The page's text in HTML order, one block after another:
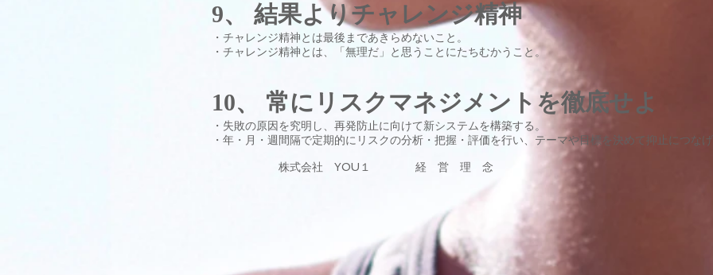
9、 結果よりチャレンジ精神
・チャレンジ精神とは最後まであきらめないこと。
・チャレンジ精神とは、「無理だ」と思うことにたちむかうこと。
10、 常にリスクマネジメントを徹底せよ
・失敗の原因を究明し、再発防止に向けて新システムを構築する。
・年・月・週間隔で定期的にリスクの分析・把握・評価を行い、テーマや目標を決めて抑止につな
株式会社 YOU１ 経 営 理 念